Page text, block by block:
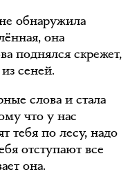
обнаружила
она
поднялся скрежет,
сеней.
слова и стала
что у нас
тебя по лесу, надо
отступают все
она.